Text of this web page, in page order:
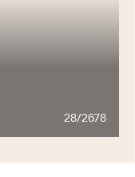
28/2678